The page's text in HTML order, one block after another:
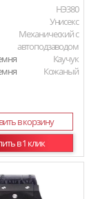
HЭ380
Унисекс
Механический с
автоподзаводом
Каучук
Кожаный
в корзину
в 1 клик